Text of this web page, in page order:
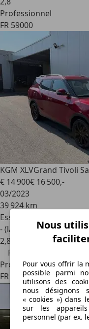
Professionnel
FR 59000
KGM XLVGrand Tivoli
€ 14 900€ 16 500,-
03/2023
39 924 km
Essence
- (l/100 km)
2,8
Prix réduit
Professionnel
FR 59000
Nous
Pour vous offrir la
possible parmi
utilisons des
nous
« cookies ») dans
sur les
personnel (par ex.